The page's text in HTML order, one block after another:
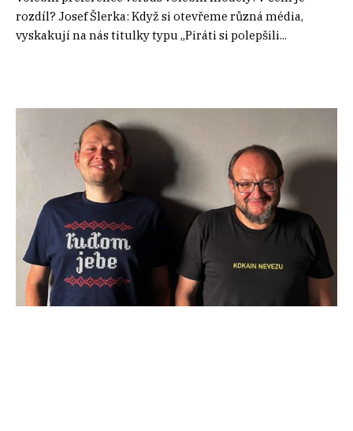
rozdíl? Josef Šlerka: Když si otevřeme různá média,
vyskakují na nás titulky typu „Piráti si polepšili...